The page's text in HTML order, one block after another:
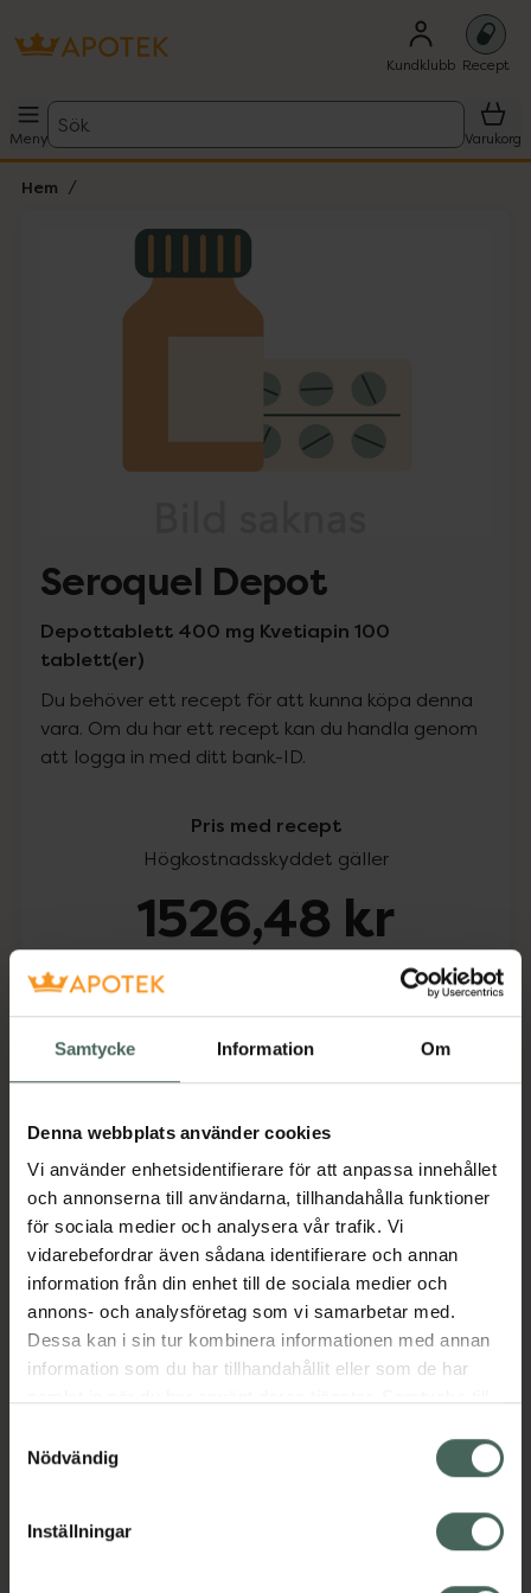
Samtycke Information Om
Denna webbplats använder cookies
Vi använder enhetsidentifierare för att anpassa innehållet
och annonserna till användarna, tillhandahålla funktioner
för sociala medier och analysera vår trafik. Vi
vidarebefordrar även sådana identifierare och annan
information från din enhet till de sociala medier och
annons- och analysföretag som vi samarbetar med.
Dessa kan i sin tur kombinera informationen med annan
information som du har tillhandahållit eller som de har
återkalla ditt samtycke via webbplatsens
cookieinställningar. Ett återkallat samtycke påverkar inte
lagligheten av behandling som skett innan återkallelsen.
Nödvändig
Inställningar
Kundklubb Recept
Meny
Sök
Varukorg
Hem
Lista: . Innehåller 1 objekt.
Seroquel Depot
Depottablett 400 mg Kvetiapin 100
tablett(er)
Du behöver ett recept för att kunna köpa denna
vara. Om du har ett recept kan du handla genom
att logga in med ditt bank-ID.
Pris med recept
Högkostnadsskyddet gäller
1526,48 kr
Köp via ditt recept
Beskrivning Dölj
Läs alltid bipacksedeln innan
användning.
EAN:04260747721903
Visa